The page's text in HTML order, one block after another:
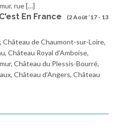
rue […]
En France
(2 Août ’17 - 13
Château de Chaumont-sur-Loire,
Château Royal d’Amboise,
Château du Plessis-Bourré,
Château d’Angers, Château